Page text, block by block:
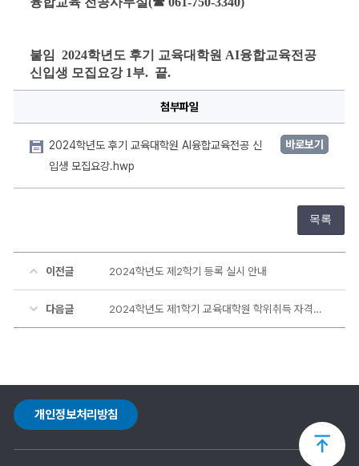
붙임
2024학년도 후기 교육대학원 AI융합교육전공
신입생 모집요강 1부.  끝.
첨부파일
2024학년도 후기 교육대학원 AI융합교육전공 신
입생 모집요강.hwp
바로보기
목록
이전글 2024학년도 제2학기 등록 실시 안내
다음글 2024학년도 제1학기 교육대학원 학위취득 자격시험 합격자 발표
개인정보처리방침
상